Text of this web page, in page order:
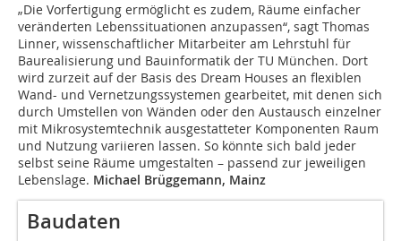
„Die Vorfertigung ermöglicht es zudem, Räume einfacher
veränderten Lebenssituationen anzupassen“, sagt Thomas
Linner, wissenschaftlicher Mitarbeiter am Lehrstuhl für
Baurealisierung und Bauinformatik der TU München. Dort
wird zurzeit auf der Basis des Dream Houses an flexiblen
Wand- und Vernetzungssystemen gearbeitet, mit denen sich
durch Umstellen von Wänden oder den Austausch einzelner
mit Mikrosystemtechnik ausgestatteter Komponenten Raum
und Nutzung variieren lassen. So könnte sich bald jeder
selbst seine Räume umgestalten – passend zur jeweiligen
Lebenslage. Michael Brüggemann, Mainz
Baudaten